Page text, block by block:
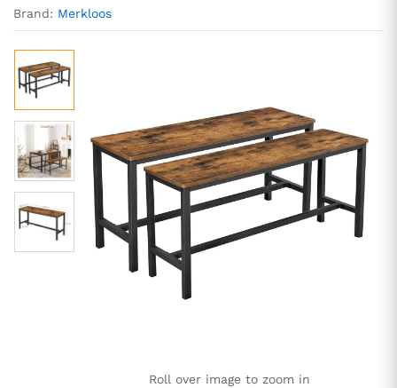
Brand: Merkloos
Roll over image to zoom in